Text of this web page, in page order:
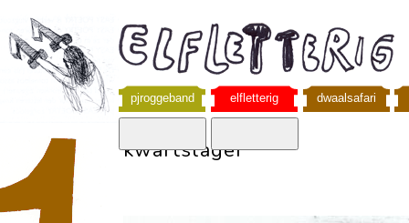
pjroggeband elfletterig dwaalsafari
kwartslager